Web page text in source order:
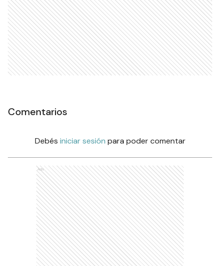
Comentarios
Debés iniciar sesión para poder comentar
Ads